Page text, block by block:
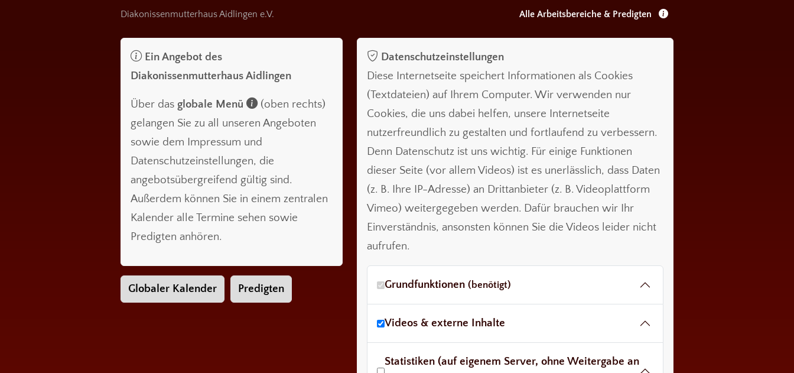
Diakonissenmutterhaus Aidlingen e.V. Alle Arbeitsbereiche & Predigten
Ein Angebot des
Diakonissenmutterhaus Aidlingen
Über das globale Menü
(oben rechts)
gelangen Sie zu all unseren Angeboten
sowie dem Impressum und
Datenschutzeinstellungen, die
angebotsübergreifend gültig sind.
Außerdem können Sie in einem zentralen
Kalender alle Termine sehen sowie
Predigten anhören.
Globaler Kalender Predigten
Datenschutzeinstellungen
Diese Internetseite speichert Informationen als Cookies
(Textdateien) auf Ihrem Computer. Wir verwenden nur
Cookies, die uns dabei helfen, unsere Internetseite
nutzerfreundlich zu gestalten und fortlaufend zu verbessern.
Denn Datenschutz ist uns wichtig. Für einige Funktionen
dieser Seite (vor allem Videos) ist es unerlässlich, dass Daten
(z. B. Ihre IP-Adresse) an Drittanbieter (z. B. Videoplattform
Vimeo) weitergegeben werden. Dafür brauchen wir Ihr
Einverständnis, ansonsten können Sie die Videos leider nicht
aufrufen.
Grundfunktionen (benötigt)
Videos & externe Inhalte
Statistiken (auf eigenem Server, ohne Weitergabe an